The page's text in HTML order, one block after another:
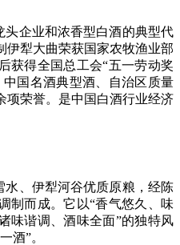
企业和浓香型白酒的典型代
伊犁大曲荣获国家农牧渔业部
获得全国总工会“五一劳动奖
国名酒典型酒、自治区质量
项荣誉。是中国白酒行业经济
、伊犁河谷优质原粮，经陈
制而成。它以“香气悠久、味
味谐调、酒味全面”的独特风
酒”。